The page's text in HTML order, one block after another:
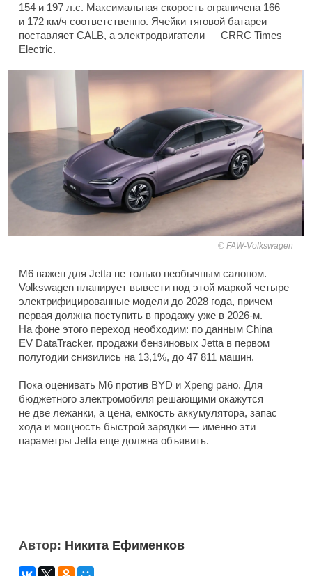
154 и 197 л.с. Максимальная скорость ограничена 166
и 172 км/ч соответственно. Ячейки тяговой батареи
поставляет CALB, а электродвигатели — CRRC Times
Electric.
FAW-Volkswagen
M6 важен для Jetta не только необычным салоном.
Volkswagen планирует вывести под этой маркой четыре
электрифицированные модели до 2028 года, причем
первая должна поступить в продажу уже в 2026-м.
На фоне этого переход необходим: по данным China
EV DataTracker, продажи бензиновых Jetta в первом
полугодии снизились на 13,1%, до 47 811 машин.
Пока оценивать M6 против BYD и Xpeng рано. Для
бюджетного электромобиля решающими окажутся
не две лежанки, а цена, емкость аккумулятора, запас
хода и мощность быстрой зарядки — именно эти
параметры Jetta еще должна объявить.
Автор: Никита Ефименков